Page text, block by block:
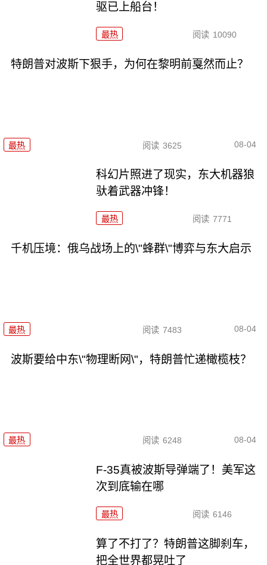
驱已上船台！
最热 阅读 10090
特朗普对波斯下狠手，为何在黎明前戛然而止？
最热 阅读 3625 08-04
科幻片照进了现实，东大机器狼
驮着武器冲锋！
最热 阅读 7771
千机压境：俄乌战场上的\"蜂群\"博弈与东大启示
最热 阅读 7483 08-04
波斯要给中东\"物理断网\"，特朗普忙递橄榄枝？
最热 阅读 6248 08-04
F-35真被波斯导弹端了！美军这
次到底输在哪
最热 阅读 6146
算了不打了？特朗普这脚刹车，
把全世界都晃吐了